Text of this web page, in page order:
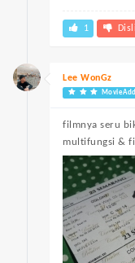
1
Lee WonGz
filmnya seru
multifungsi &